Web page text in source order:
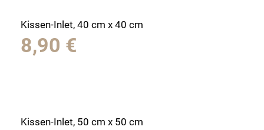
Kissen-Inlet, 40 cm x 40 cm
8,90 €
Kissen-Inlet, 50 cm x 50 cm